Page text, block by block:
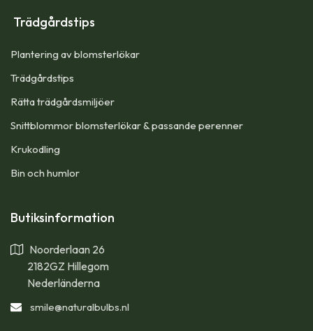
Trädgårdstips
Plantering av blomsterlökar
Trädgårdstips
Rätta trädgårdsmiljöer
Snittblommor blomsterlökar & passande perenner
Krukodling
Bin och humlor
Butiksinformation
Noorderlaan 26
2182GZ Hillegom
Nederländerna
smile@naturalbulbs.nl